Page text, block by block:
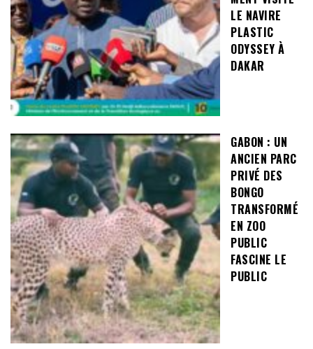
LE NAVIRE
PLASTIC
ODYSSEY À
DAKAR
GABON : UN
ANCIEN PARC
PRIVÉ DES
BONGO
TRANSFORMÉ
EN ZOO
PUBLIC
FASCINE LE
PUBLIC